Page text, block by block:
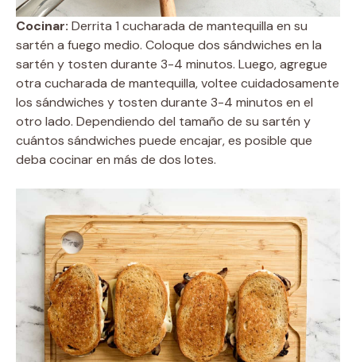
Cocinar: Derrita 1 cucharada de mantequilla en su
sartén a fuego medio. Coloque dos sándwiches en la
sartén y tosten durante 3-4 minutos. Luego, agregue
otra cucharada de mantequilla, voltee cuidadosamente
los sándwiches y tosten durante 3-4 minutos en el
otro lado. Dependiendo del tamaño de su sartén y
cuántos sándwiches puede encajar, es posible que
deba cocinar en más de dos lotes.